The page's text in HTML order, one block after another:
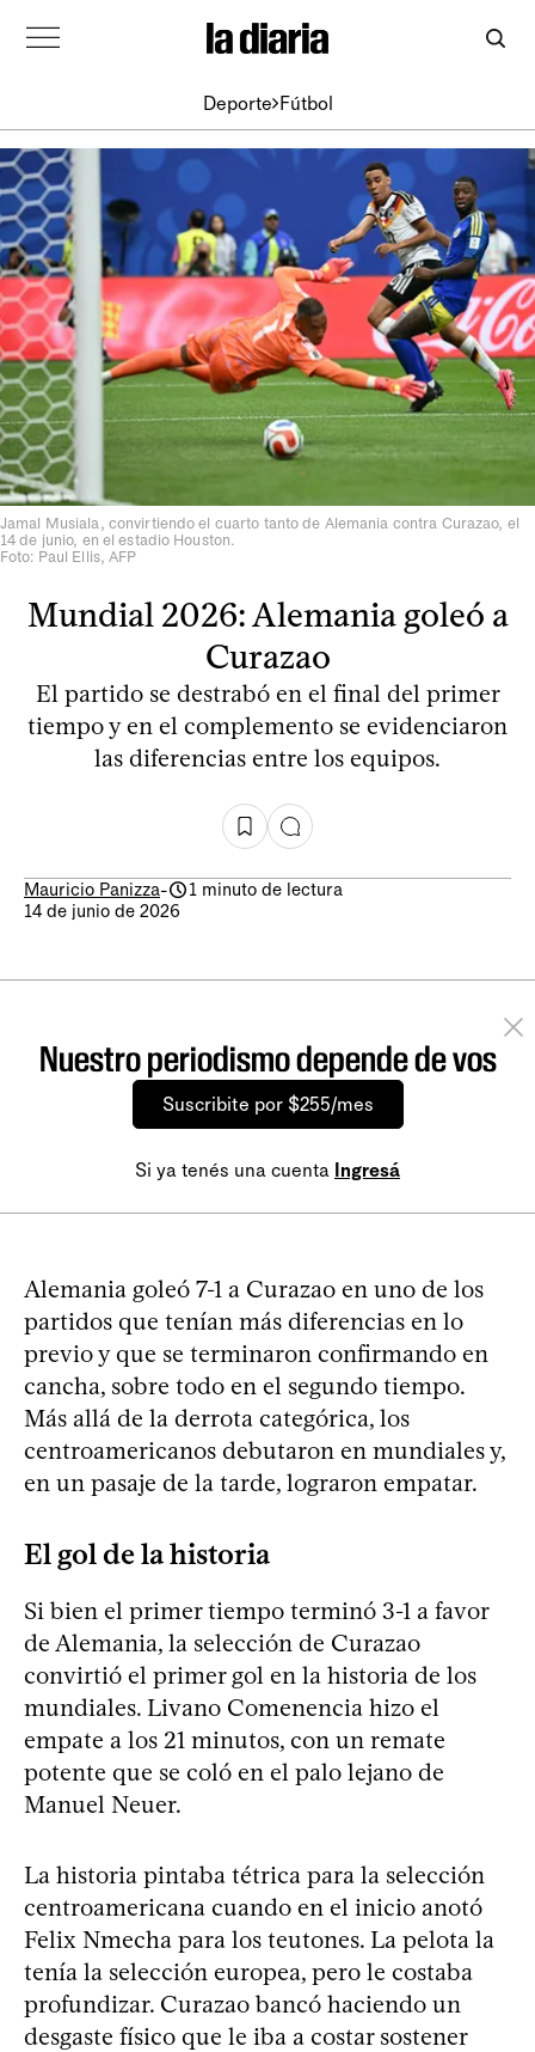
Deporte Fútbol
Jamal Musiala, convirtiendo el cuarto tanto de Alemania contra Curazao, el
14 de junio, en el estadio Houston.
Foto: Paul Ellis, AFP
Mundial 2026: Alemania goleó a
Curazao
El partido se destrabó en el final del primer
tiempo y en el complemento se evidenciaron
las diferencias entre los equipos.
Mauricio Panizza-
1 minuto de lectura
14 de junio de 2026
Nuestro periodismo depende de vos
Suscribite por $255/mes
Si ya tenés una cuenta Ingresá
Alemania goleó 7-1 a Curazao en uno de los
partidos que tenían más diferencias en lo
previo y que se terminaron confirmando en
cancha, sobre todo en el segundo tiempo.
Más allá de la derrota categórica, los
centroamericanos debutaron en mundiales y,
en un pasaje de la tarde, lograron empatar.
El gol de la historia
Si bien el primer tiempo terminó 3-1 a favor
de Alemania, la selección de Curazao
convirtió el primer gol en la historia de los
mundiales. Livano Comenencia hizo el
empate a los 21 minutos, con un remate
potente que se coló en el palo lejano de
Manuel Neuer.
La historia pintaba tétrica para la selección
centroamericana cuando en el inicio anotó
Felix Nmecha para los teutones. La pelota la
tenía la selección europea, pero le costaba
profundizar. Curazao bancó haciendo un
desgaste físico que le iba a costar sostener